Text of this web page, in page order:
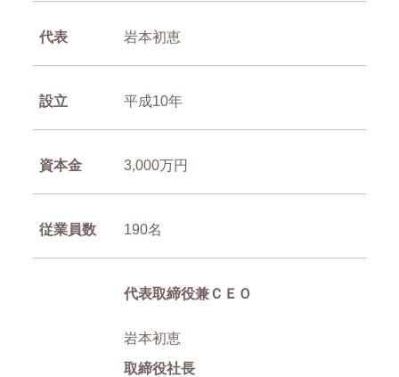
代表 岩本初恵
設立 平成10年
資本金 3,000万円
従業員数 190名
代表取締役兼ＣＥＯ
岩本初恵
取締役社長